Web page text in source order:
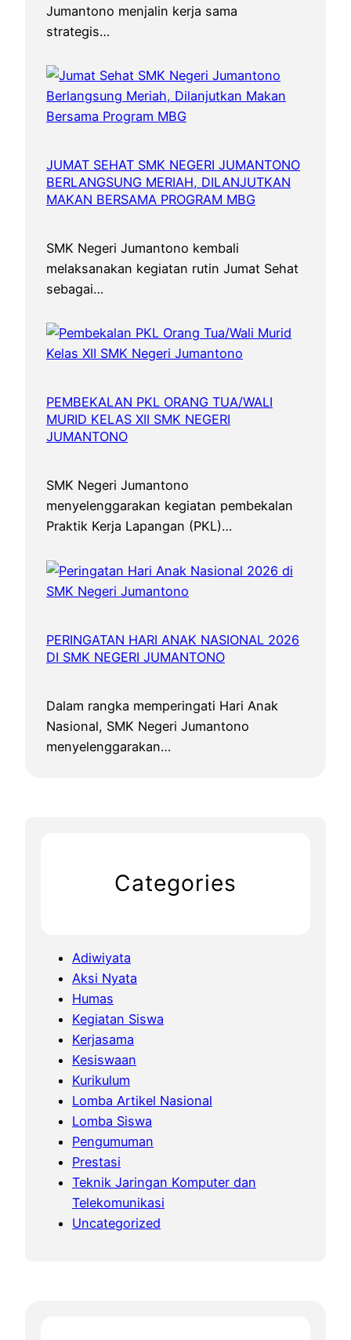
Jumantono menjalin kerja sama
strategis…
JUMAT SEHAT SMK NEGERI JUMANTONO
BERLANGSUNG MERIAH, DILANJUTKAN
MAKAN BERSAMA PROGRAM MBG
SMK Negeri Jumantono kembali
melaksanakan kegiatan rutin Jumat Sehat
sebagai…
PEMBEKALAN PKL ORANG TUA/WALI
MURID KELAS XII SMK NEGERI
JUMANTONO
SMK Negeri Jumantono
menyelenggarakan kegiatan pembekalan
Praktik Kerja Lapangan (PKL)…
PERINGATAN HARI ANAK NASIONAL 2026
DI SMK NEGERI JUMANTONO
Dalam rangka memperingati Hari Anak
Nasional, SMK Negeri Jumantono
menyelenggarakan…
Categories
Adiwiyata
Aksi Nyata
Humas
Kegiatan Siswa
Kerjasama
Kesiswaan
Kurikulum
Lomba Artikel Nasional
Lomba Siswa
Pengumuman
Prestasi
Teknik Jaringan Komputer dan
Telekomunikasi
Uncategorized